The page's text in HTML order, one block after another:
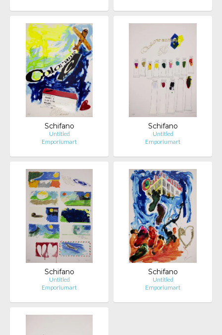
Schifano
Untitled
Emporiumart
Schifano
Untitled
Emporiumart
Schifano
Untitled
Emporiumart
Schifano
Untitled
Emporiumart